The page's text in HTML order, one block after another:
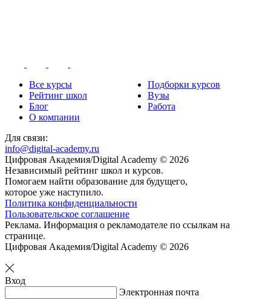
Все курсы
Подборки курсов
Рейтинг школ
Вузы
Блог
Работа
О компании
Для связи:
info@digital-academy.ru
Цифровая Академия/Digital Academy © 2026
Независимый рейтинг школ и курсов.
Помогаем найти образование для будущего,
которое уже наступило.
Политика конфиденциальности
Пользовательское соглашение
Реклама. Информация о рекламодателе по ссылкам на
странице.
Цифровая Академия/Digital Academy © 2026
Вход
Электронная почта